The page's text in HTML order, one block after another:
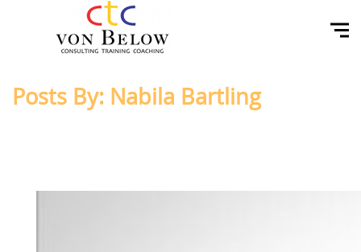
Posts By: Nabila Bartling